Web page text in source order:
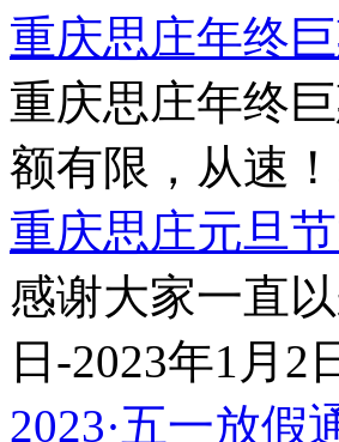
重庆思庄年终
重庆思庄年终
额有限，从速
重庆思庄元旦
感谢大家一直
日-2023年1月
2023·五一放假